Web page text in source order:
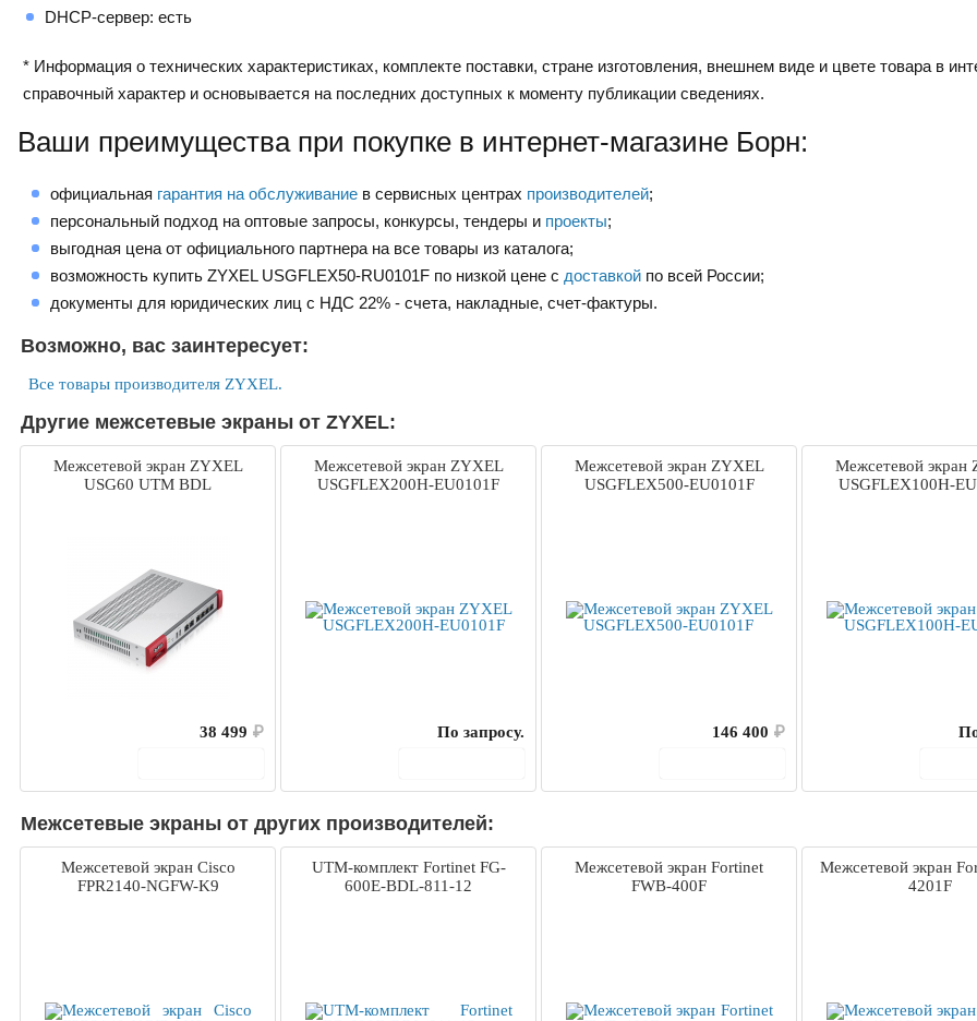
DHCP-сервер: есть
* Информация о технических характеристиках, комплекте поставки, стране изготовления, внешнем виде и цвете товара в
справочный характер и основывается на последних доступных к моменту публикации сведениях.
Ваши преимущества при покупке в интернет-магазине Борн:
официальная гарантия на обслуживание в сервисных центрах производителей;
персональный подход на оптовые запросы, конкурсы, тендеры и проекты;
выгодная цена от официального партнера на все товары из каталога;
возможность купить ZYXEL USGFLEX50-RU0101F по низкой цене с доставкой по всей России;
документы для юридических лиц с НДС 22% - счета, накладные, счет-фактуры.
Возможно, вас заинтересует:
Все товары производителя ZYXEL.
Другие межсетевые экраны от ZYXEL:
Межсетевой экран ZYXEL
USG60 UTM BDL
38 499 ₽
Межсетевой экран ZYXEL
USGFLEX200H-EU0101F
По запросу.
Межсетевой экран ZYXEL
USGFLEX500-EU0101F
146 400 ₽
Межсетевой экран
USGFLEX100H-
Межсетевые экраны от других производителей:
Межсетевой экран Cisco
FPR2140-NGFW-K9
UTM-комплект Fortinet FG-
600E-BDL-811-12
Межсетевой экран Fortinet
FWB-400F
Межсетевой экран
4201F